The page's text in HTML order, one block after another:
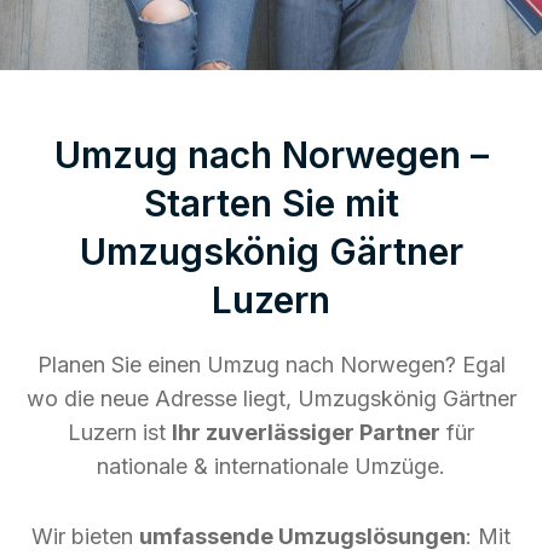
Umzug nach Norwegen –
Starten Sie mit
Umzugskönig Gärtner
Luzern
Planen Sie einen Umzug nach Norwegen? Egal
wo die neue Adresse liegt, Umzugskönig Gärtner
Luzern ist Ihr zuverlässiger Partner für
nationale & internationale Umzüge.
Wir bieten umfassende Umzugslösungen: Mit